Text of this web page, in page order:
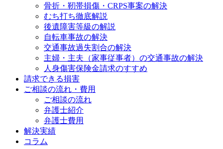
骨折・靭帯損傷・CRPS事案の解決
むち打ち徹底解説
後遺障害等級の解説
自転車事故の解決
交通事故過失割合の解決
主婦・主夫（家事従事者）の交通事故の解決
人身傷害保険金請求のすすめ
請求できる損害
ご相談の流れ・費用
ご相談の流れ
弁護士紹介
弁護士費用
解決実績
コラム